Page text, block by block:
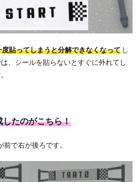
度貼ってしまうと分解できなくなって し
、シールを貼らないとすぐに外れてし
したのがこちら！
前で右が後ろです。